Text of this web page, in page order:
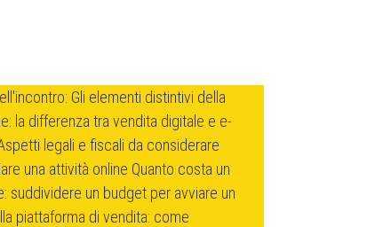
Gli elementi distintivi della
la differenza tra vendita digitale e e-
legali e fiscali da considerare
una attività online Quanto costa un
suddividere un budget per avviare un
piattaforma di vendita: come